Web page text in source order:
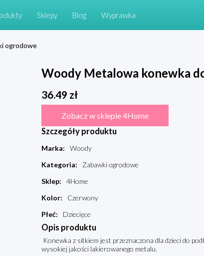
Sklepy Blog Wyprawka
ogrodowe
Woody Metalowa konewka
36.49 zł
Zobacz w sklepie 4Home
Szczegóły produktu
Marka:
Woody
Kategoria:
Zabawki ogrodowe
Sklep:
4Home
Kolor:
Czerwony
Płeć: Dziecięce
Opis produktu
Konewka z sitkiem jest przeznaczona dla dzieci do
wysokiej jakości lakierowanego metalu.